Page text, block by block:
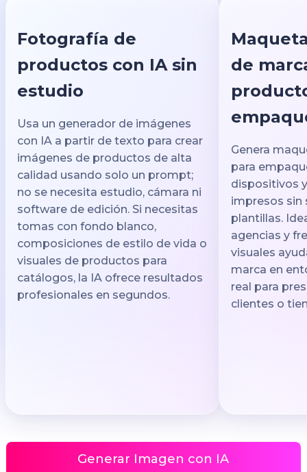
Fotografía de
productos con IA sin
estudio
Usa un generador de imágenes
con IA a partir de texto para crear
imágenes de productos de alta
calidad usando solo un prompt;
no se necesita estudio, cámara ni
software de edición. Si necesitas
tomas con fondo blanco,
composiciones de estilo de vida o
visuales de productos para
catálogos, la IA ofrece resultados
profesionales en segundos.
de
Genera
para
dispositivos
impresos sin
plantillas.
agencias y
visuales
marca en
real para
clientes o
Generar Imagen con IA